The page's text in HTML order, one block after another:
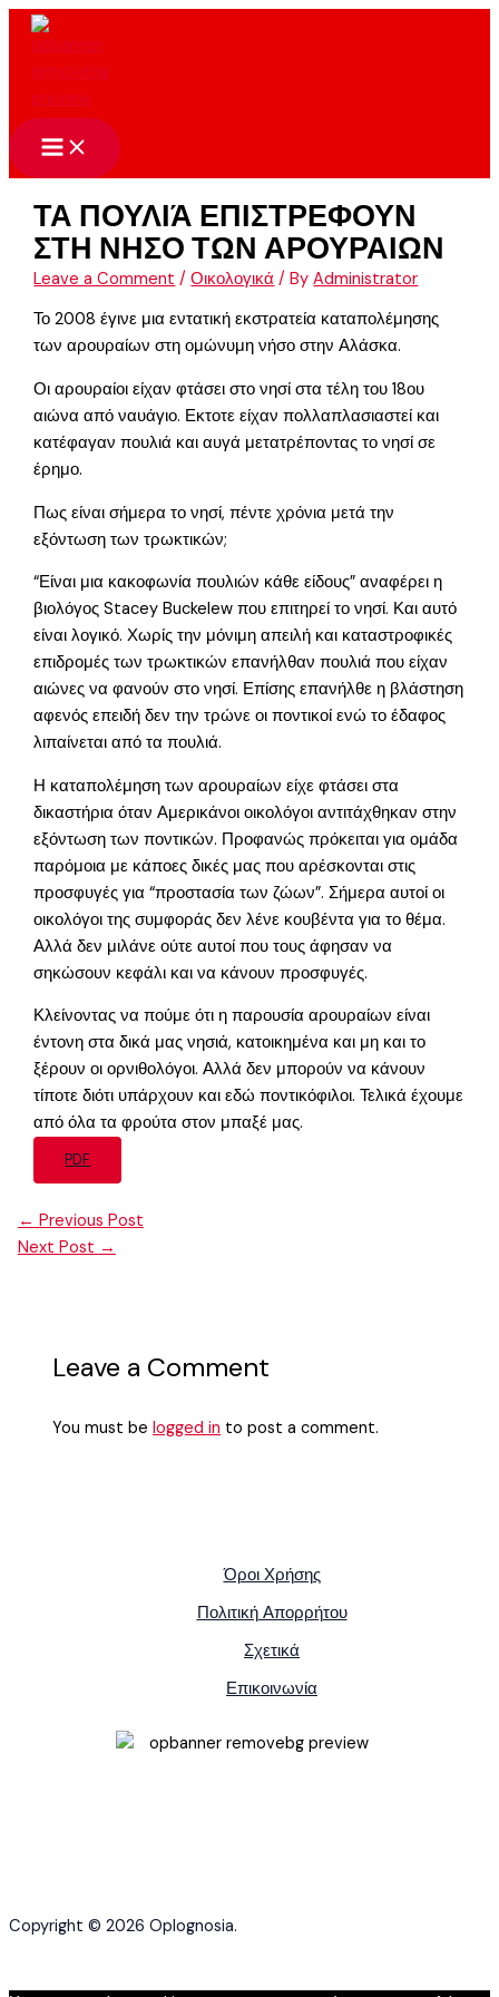
Skip
content
ΤΑ ΠΟΥΛΙΆ ΕΠΙΣΤΡΕΦΟΥΝ
ΣΤΗ ΝΗΣΟ ΤΩΝ ΑΡΟΥΡΑΙΩΝ
Leave a Comment /Οικολογικά / ByAdministrator
Το 2008 έγινε μια εντατική εκστρατεία καταπολέμησης
των αρουραίων στη ομώνυμη νήσο στην Αλάσκα.
Οι αρουραίοι είχαν φτάσει στο νησί στα τέλη του 18ου
αιώνα από ναυάγιο. Εκτοτε είχαν πολλαπλασιαστεί και
κατέφαγαν πουλιά και αυγά μετατρέποντας το νησί σε
έρημο.
Πως είναι σήμερα το νησί, πέντε χρόνια μετά την
εξόντωση των τρωκτικών;
“Είναι μια κακοφωνία πουλιών κάθε είδους” αναφέρει η
βιολόγος Stacey Buckelew που επιτηρεί το νησί. Και αυτό
είναι λογικό. Χωρίς την μόνιμη απειλή και καταστροφικές
επιδρομές των τρωκτικών επανήλθαν πουλιά που είχαν
αιώνες να φανούν στο νησί. Επίσης επανήλθε η βλάστηση
αφενός επειδή δεν την τρώνε οι ποντικοί ενώ το έδαφος
λιπαίνεται από τα πουλιά.
Η καταπολέμηση των αρουραίων είχε φτάσει στα
δικαστήρια όταν Αμερικάνοι οικολόγοι αντιτάχθηκαν στην
εξόντωση των ποντικών. Προφανώς πρόκειται για ομάδα
παρόμοια με κάποες δικές μας που αρέσκονται στις
προσφυγές για “προστασία των ζώων”. Σήμερα αυτοί οι
οικολόγοι της συμφοράς δεν λένε κουβέντα για το θέμα.
Αλλά δεν μιλάνε ούτε αυτοί που τους άφησαν να
σηκώσουν κεφάλι και να κάνουν προσφυγές.
Κλείνοντας να πούμε ότι η παρουσία αρουραίων είναι
έντονη στα δικά μας νησιά, κατοικημένα και μη και το
ξέρουν οι ορνιθολόγοι. Αλλά δεν μπορούν να κάνουν
τίποτε διότι υπάρχουν και εδώ ποντικόφιλοι. Τελικά έχουμε
από όλα τα φρούτα στον μπαξέ μας.
PDF
← Previous Post
Next Post →
Leave a Comment
You must belogged in to post a comment.
Όροι Χρήσης
Πολιτική Απορρήτου
Σχετικά
Επικοινωνία
Copyright © 2026 Oplognosia.